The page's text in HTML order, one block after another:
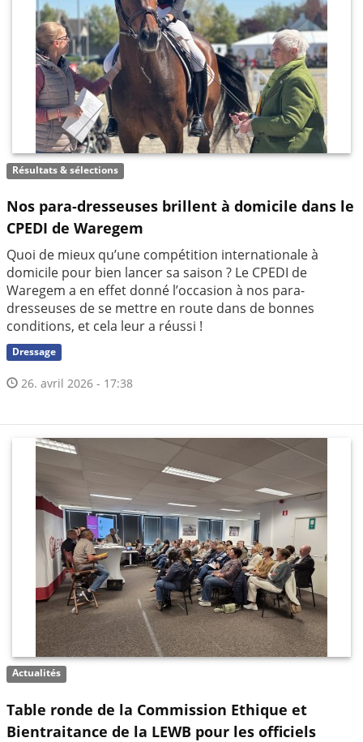
Résultats & sélections
Nos para-dresseuses brillent à domicile dans le
CPEDI de Waregem
Quoi de mieux qu’une compétition internationale à
domicile pour bien lancer sa saison ? Le CPEDI de
Waregem a en effet donné l’occasion à nos para-
dresseuses de se mettre en route dans de bonnes
conditions, et cela leur a réussi !
Dressage
26. avril 2026 - 17:38
Actualités
Table ronde de la Commission Ethique et
Bientraitance de la LEWB pour les officiels